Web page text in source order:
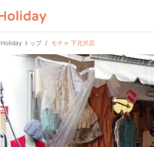
Holiday トップ モチャ 下北沢店